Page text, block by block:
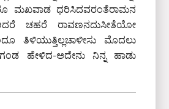
ಮಖವಾಡ ಧರಿಸಿದವರಂತೆರಾಮನ
ಚಹರೆ ರಾವಣನದುಸೀತೆಯೋ
ತಿಳಿಯುತ್ತಿಲ್ಲಚಾಳೀಸು ಮೊದಲು
ಹೇಳಿದ-ಅದೇನು ನಿನ್ನ ಹಾಡು